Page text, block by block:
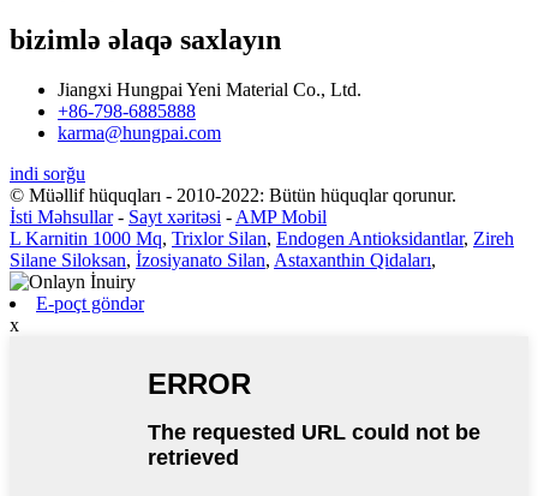
bizimlə əlaqə saxlayın
Jiangxi Hungpai Yeni Material Co., Ltd.
+86-798-6885888
karma@hungpai.com
indi sorğu
© Müəllif hüquqları - 2010-2022: Bütün hüquqlar qorunur.
İsti Məhsullar- Sayt xəritəsi -AMP Mobil
L Karnitin 1000 Mq, Trixlor Silan, Endogen Antioksidantlar, Zireh
Silane Siloksan, İzosiyanato Silan, Astaxanthin Qidaları,
E-poçt göndər
x